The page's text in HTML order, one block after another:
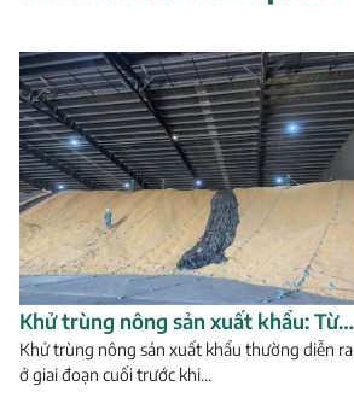
Khử trùng nông sản xuất khẩu: Từ
xử lý hàng hóa đến quản lý dữ liệu và
chứng thư
Khử trùng nông sản xuất khẩu thường diễn ra
ở giai đoạn cuối trước khi…